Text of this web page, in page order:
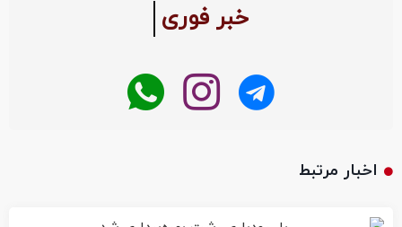
خبر فوری
اخبار مرتبط